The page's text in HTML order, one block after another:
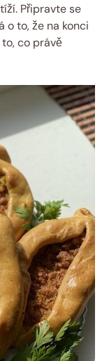
Připravte ‍se⁢
o to, ​že na konci
co právě